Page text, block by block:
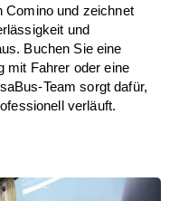
Comino und zeichnet
und
Buchen Sie eine
mit Fahrer oder eine
Team sorgt dafür,
verläuft.